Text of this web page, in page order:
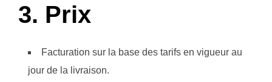
3. Prix
Facturation sur la base des tarifs en vigueur au
jour de la livraison.